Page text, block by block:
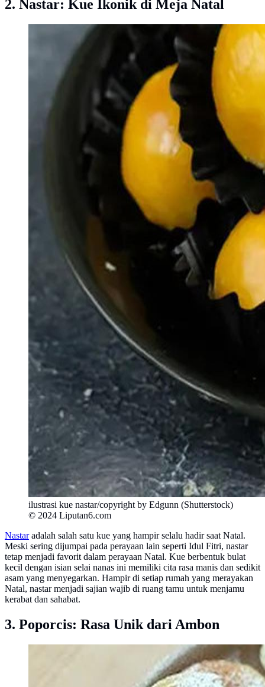
2. Nastar: Kue Ikonik di Meja Natal
ilustrasi kue nastar/copyright by Edgunn (Shutterstock)
© 2024 Liputan6.com
Nastaradalah salah satu kue yang hampir selalu hadir saat Natal.
Meski sering dijumpai pada perayaan lain seperti Idul Fitri, nastar
tetap menjadi favorit dalam perayaan Natal. Kue berbentuk bulat
kecil dengan isian selai nanas ini memiliki cita rasa manis dan sedikit
asam yang menyegarkan. Hampir di setiap rumah yang merayakan
Natal, nastar menjadi sajian wajib di ruang tamu untuk menjamu
kerabat dan sahabat.
3. Poporcis: Rasa Unik dari Ambon